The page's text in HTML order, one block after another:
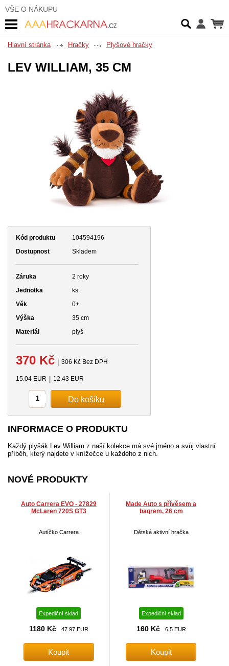
VŠE O NÁKUPU
Hlavní stránka Hračky Plyšové hračky
LEV WILLIAM, 35 CM
Kód produktu
104594196
Dostupnost
Skladem
Záruka
2 roky
Jednotka
ks
Věk
0+
Výška
35 cm
Materiál
plyš
370 Kč 306 Kč Bez DPH
15.04 EUR 12.43 EUR
INFORMACE O PRODUKTU
Každý plyšák Lev William z naší kolekce má své jméno a svůj vlastní
příběh, který najdete v knížečce u každého z nich.
NOVÉ PRODUKTY
Auto Carrera EVO - 27829
McLaren 720S GT3
Autíčko Carrera
Expediční sklad
1180 Kč 47.97 EUR
Made Auto s přívěsem a
bagrem, 26 cm
Dětská aktivní hračka
Expediční sklad
160 Kč 6.5 EUR